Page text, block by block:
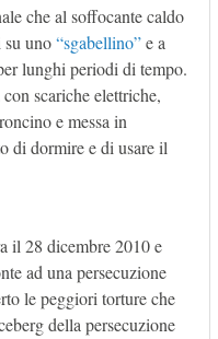
che al soffocante caldo
su uno“sgabellino”e a
lunghi periodi di tempo.
scariche elettriche,
e messa in
di dormire e di usare il
il 28 dicembre 2010 e
ad una persecuzione
le peggiori torture che
della persecuzione